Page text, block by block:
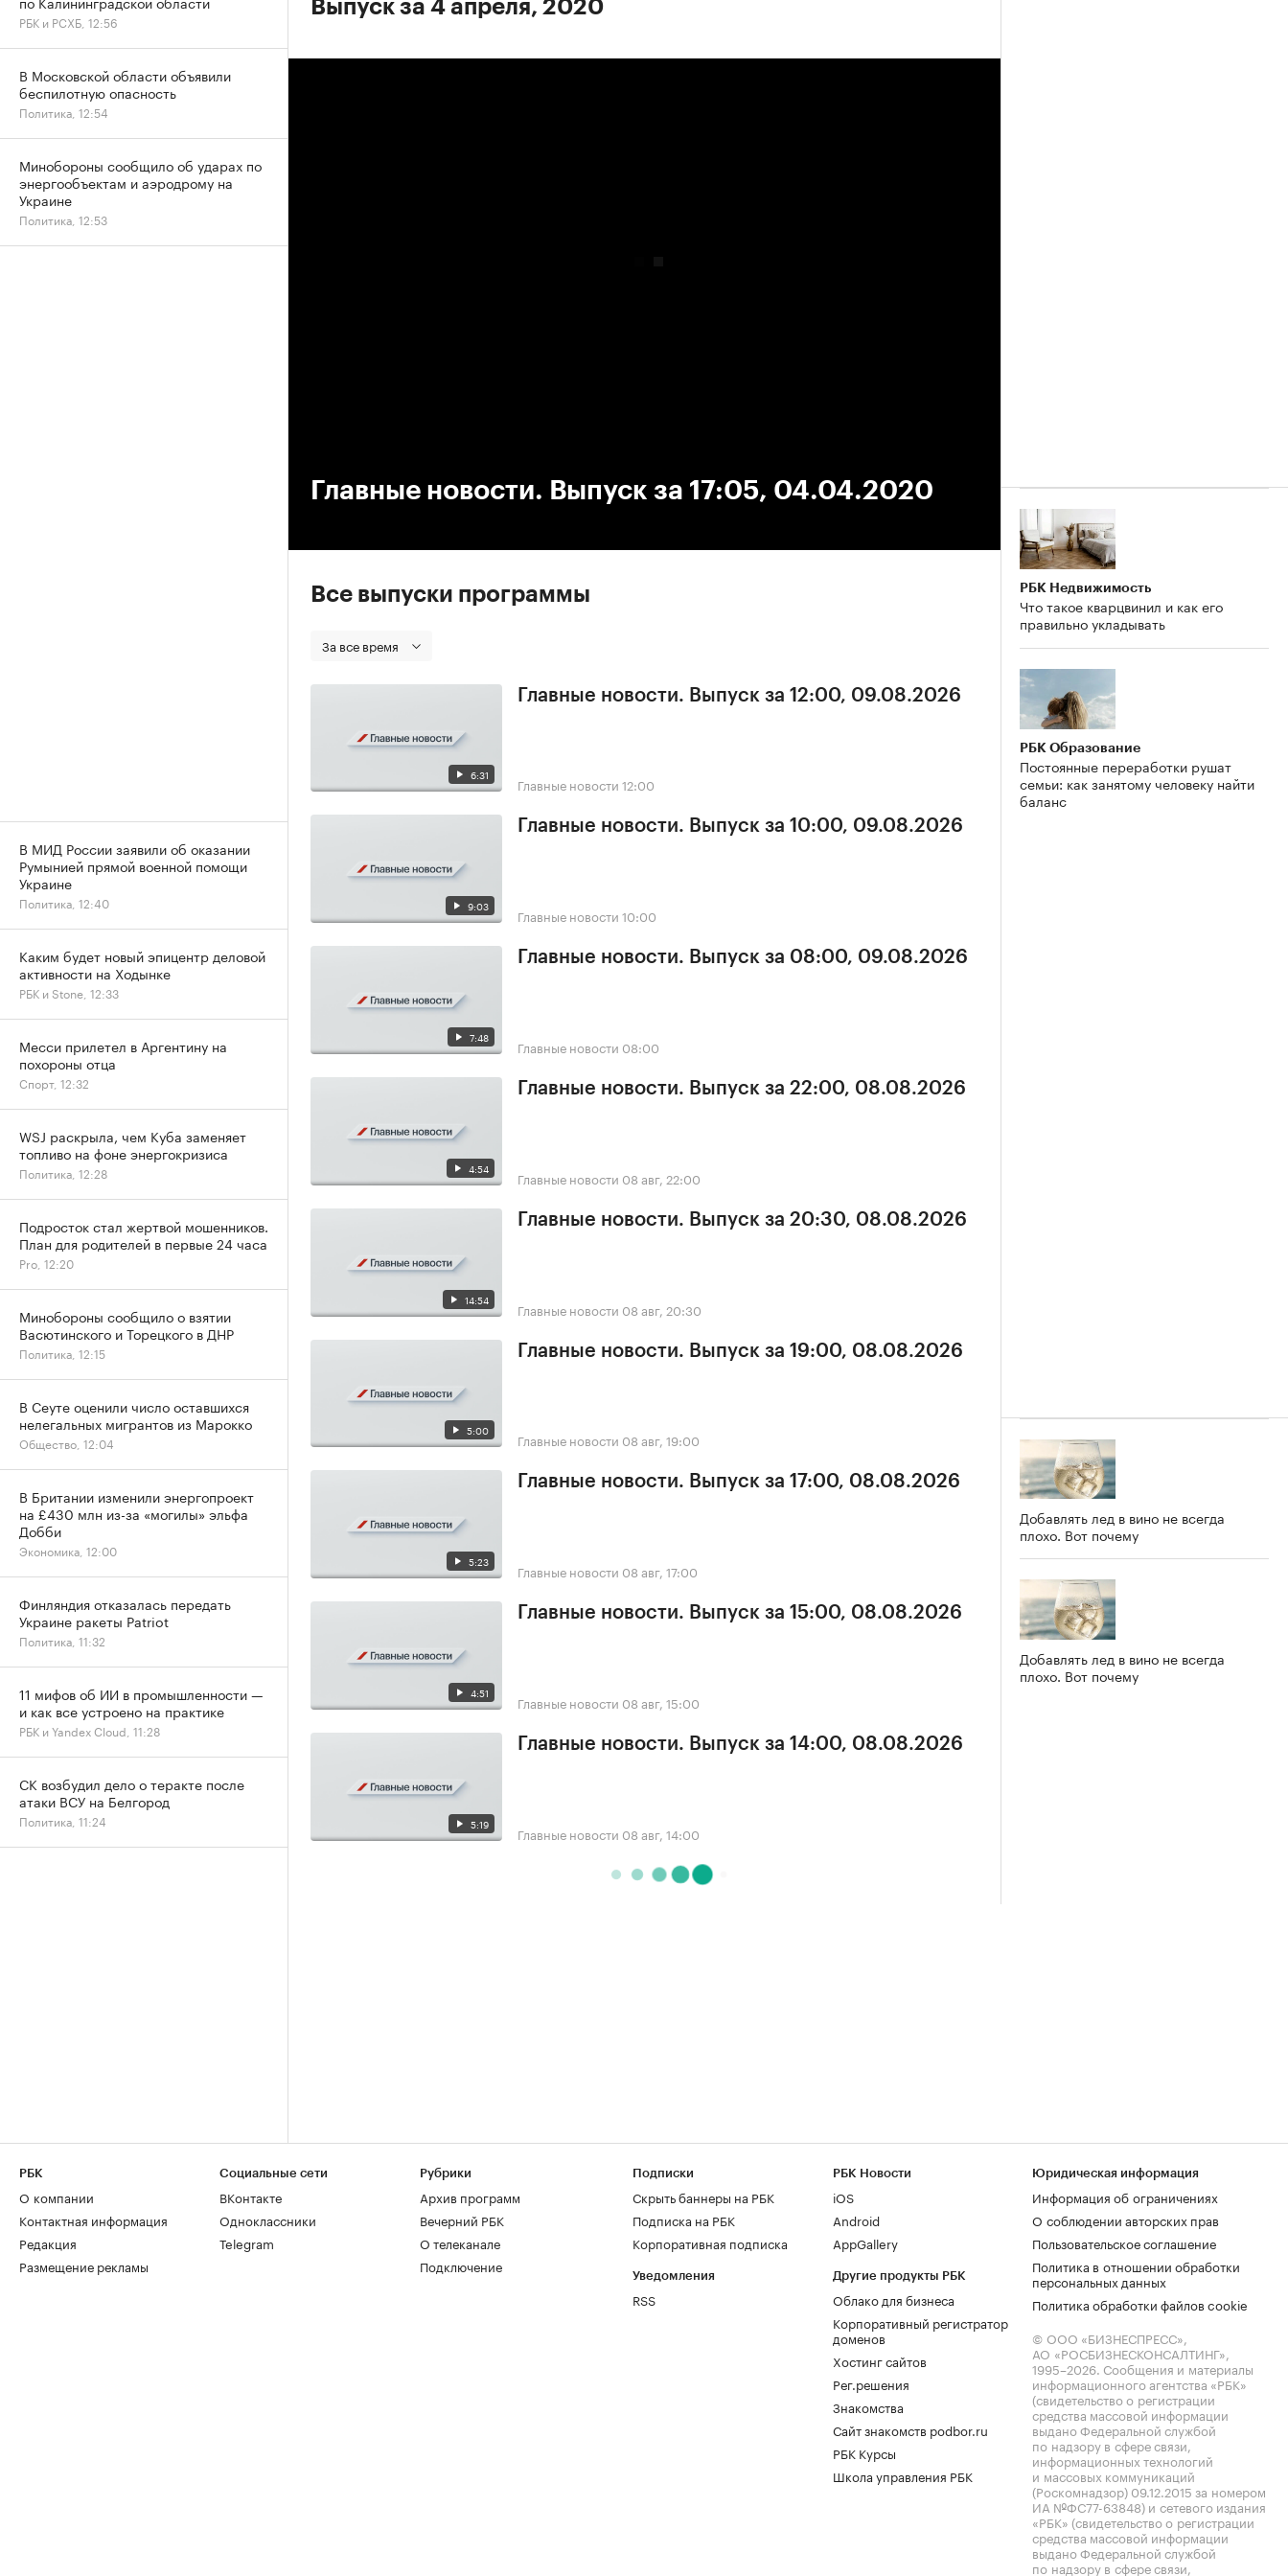
Выпуск за 4 апреля, 2020
Главные новости. Выпуск за 17:05, 04.04.2020
Все выпуски программы
За все время
6:31
Главные новости. Выпуск за 12:00, 09.08.2026
Главные новости 12:00
9:03
Главные новости. Выпуск за 10:00, 09.08.2026
Главные новости 10:00
7:48
Главные новости. Выпуск за 08:00, 09.08.2026
Главные новости 08:00
4:54
Главные новости. Выпуск за 22:00, 08.08.2026
Главные новости 08 авг, 22:00
14:54
Главные новости. Выпуск за 20:30, 08.08.2026
Главные новости 08 авг, 20:30
5:00
Главные новости. Выпуск за 19:00, 08.08.2026
Главные новости 08 авг, 19:00
5:23
Главные новости. Выпуск за 17:00, 08.08.2026
Главные новости 08 авг, 17:00
4:51
Главные новости. Выпуск за 15:00, 08.08.2026
Главные новости 08 авг, 15:00
5:19
Главные новости. Выпуск за 14:00, 08.08.2026
Главные новости 08 авг, 14:00
РБК Недвижимость
Что такое кварцвинил и как его
правильно укладывать
РБК Образование
Постоянные переработки рушат
семьи: как занятому человеку найти
баланс
Добавлять лед в вино не всегда
плохо. Вот почему
Добавлять лед в вино не всегда
плохо. Вот почему
РБК и РСХБ, 12:56
В Московской области объявили
беспилотную опасность
Политика, 12:54
Минобороны сообщило об ударах по
энергообъектам и аэродрому на
Украине
Политика, 12:53
В МИД России заявили об оказании
Румынией прямой военной помощи
Украине
Политика, 12:40
Каким будет новый эпицентр деловой
активности на Ходынке
РБК и Stone, 12:33
Месси прилетел в Аргентину на
похороны отца
Спорт, 12:32
WSJ раскрыла, чем Куба заменяет
топливо на фоне энергокризиса
Политика, 12:28
Подросток стал жертвой мошенников.
План для родителей в первые 24 часа
Pro, 12:20
Минобороны сообщило о взятии
Васютинского и Торецкого в ДНР
Политика, 12:15
В Сеуте оценили число оставшихся
нелегальных мигрантов из Марокко
Общество, 12:04
В Британии изменили энергопроект
на £430 млн из-за «могилы» эльфа
Добби
Экономика, 12:00
Финляндия отказалась передать
Украине ракеты Patriot
Политика, 11:32
11 мифов об ИИ в промышленности —
и как все устроено на практике
РБК и Yandex Cloud, 11:28
СК возбудил дело о теракте после
атаки ВСУ на Белгород
Политика, 11:24
РБК
О компании
Контактная информация
Редакция
Размещение рекламы
Социальные сети
ВКонтакте
Одноклассники
Telegram
Рубрики
Архив программ
Вечерний РБК
О телеканале
Подключение
Подписки
Скрыть баннеры на РБК
Подписка на РБК
Корпоративная подписка
Уведомления
RSS
РБК Новости
iOS
Android
AppGallery
Другие продукты РБК
Облако для бизнеса
Корпоративный регистратор
доменов
Хостинг сайтов
Рег.решения
Знакомства
Сайт знакомств podbor.ru
РБК Курсы
Школа управления РБК
Юридическая информация
Информация об ограничениях
О соблюдении авторских прав
Пользовательское соглашение
Политика в отношении обработки
персональных данных
Политика обработки файлов cookie
© ООО «БИЗНЕСПРЕСС»,
АО «РОСБИЗНЕСКОНСАЛТИНГ»,
1995–2026. Сообщения и материалы
информационного агентства «РБК»
(свидетельство о регистрации
средства массовой информации
выдано Федеральной службой
по надзору в сфере связи,
информационных технологий
и массовых коммуникаций
(Роскомнадзор) 09.12.2015 за номером
ИА №ФС77-63848) и сетевого издания
«РБК» (свидетельство о регистрации
средства массовой информации
выдано Федеральной службой
по надзору в сфере связи,